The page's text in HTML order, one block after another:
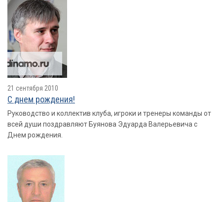
21 сентября 2010
С днем рождения!
Руководство и коллектив клуба, игроки и тренеры команды от
всей души поздравляют Буянова Эдуарда Валерьевича с
Днем рождения.